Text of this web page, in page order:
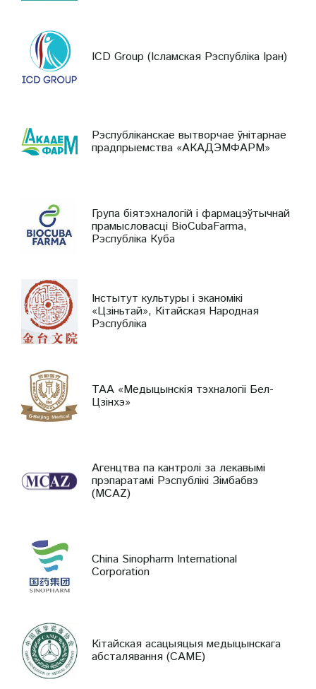
ICD Group (Ісламская Рэспубліка Іран)
Рэспубліканскае вытворчае ўнітарнае
прадпрыемства «АКАДЭМФАРМ»
Група біятэхналогій і фармацэўтычнай
прамысловасці BioCubaFarma,
Рэспубліка Куба
Інстытут культуры і эканомікі
«Цзіньтай», Кітайская Народная
Рэспубліка
ТАА «Медыцынскія тэхналогіі Бел-
Цзінхэ»
Агенцтва па кантролі за лекавымі
прэпаратамі Рэспублікі Зімбабвэ
(MCAZ)
China Sinopharm International
Corporation
Кітайская асацыяцыя медыцынскага
абсталявання (CAME)